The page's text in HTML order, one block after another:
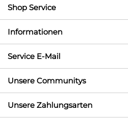
Shop Service
Informationen
Service E-Mail
Unsere Communitys
Unsere Zahlungsarten